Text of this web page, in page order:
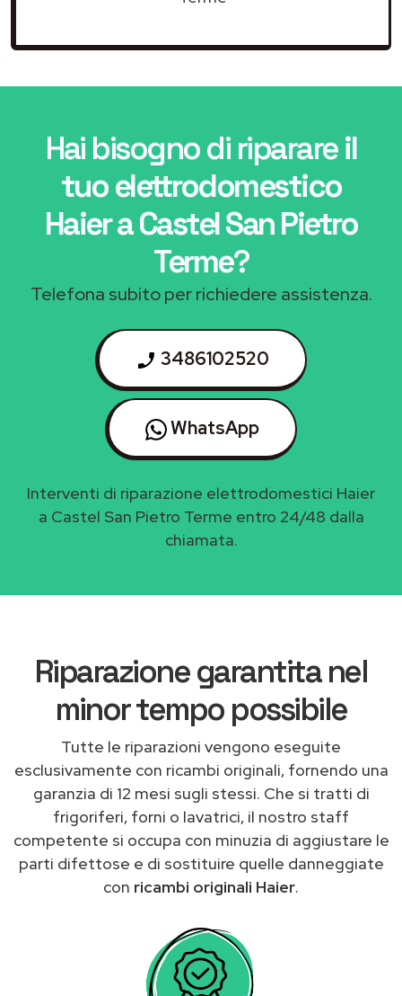
Hai bisogno di riparareil
tuo elettrodomestico
Haier a Castel San Pietro
Terme?
Telefona subito per richiedere assistenza.
3486102520
WhatsApp
Interventi di riparazione elettrodomestici Haier
a Castel San Pietro Terme entro 24/48 dalla
chiamata.
Riparazione garantita nel
minor tempo possibile
Tutte le riparazioni vengono eseguite
esclusivamente con ricambi originali, fornendo una
garanzia di 12 mesi sugli stessi. Che si tratti di
frigoriferi, forni o lavatrici, il nostro staff
competente si occupa con minuzia di aggiustare le
parti difettose e di sostituire quelle danneggiate
con ricambi originali Haier.